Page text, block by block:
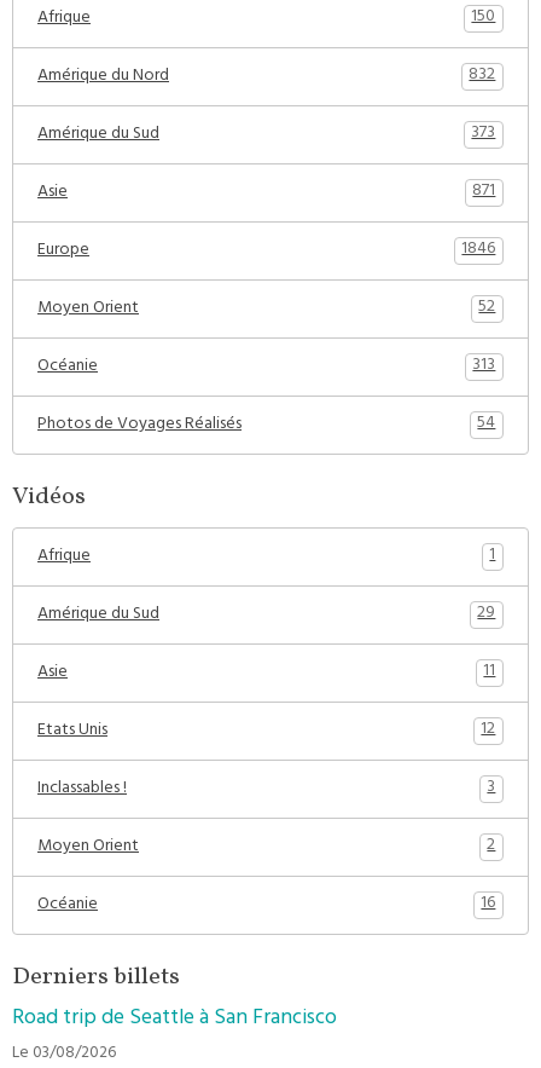
Afrique
150
Amérique du Nord
832
Amérique du Sud
373
Asie
871
Europe
1846
Moyen Orient
52
Océanie
313
Photos de Voyages Réalisés
54
Vidéos
Afrique
1
Amérique du Sud
29
Asie
11
Etats Unis
12
Inclassables !
3
Moyen Orient
2
Océanie
16
Derniers billets
Road trip de Seattle à San Francisco
Le 03/08/2026